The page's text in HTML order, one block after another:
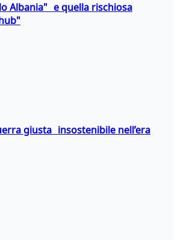
Albania" e quella rischiosa
giusta insostenibile nell’era